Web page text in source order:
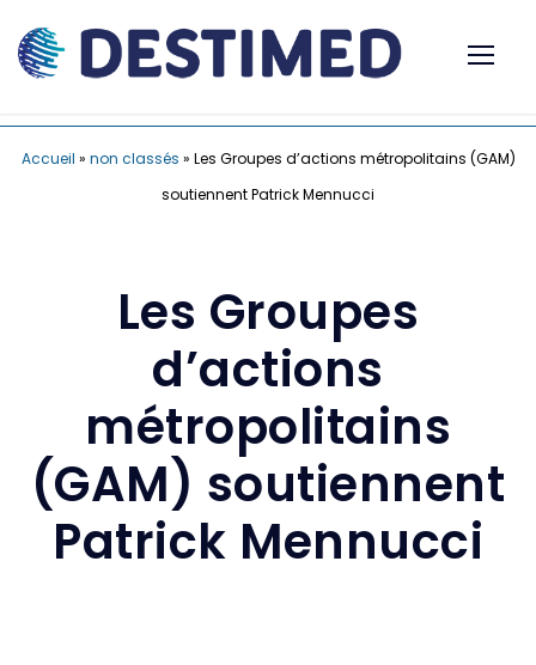
Accueil » non classés » Les Groupes d’actions métropolitains (GAM)
soutiennent Patrick Mennucci
Les Groupes
d’actions
métropolitains
(GAM) soutiennent
Patrick Mennucci